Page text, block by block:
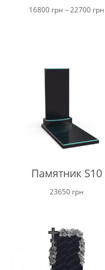
16800 грн –22700 грн
Памятник S10
23650 грн